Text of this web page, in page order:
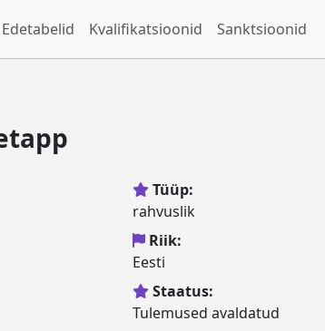
Edetabelid Kvalifikatsioonid Sanktsioonid
Tüüp:
rahvuslik
Riik:
Eesti
Staatus:
Tulemused avaldatud